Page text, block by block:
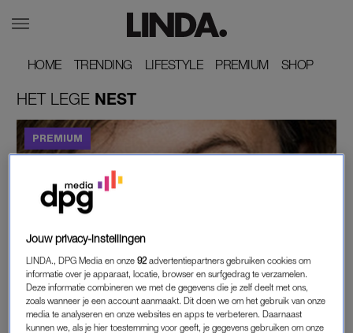
HOME
HOME TRENDING
TRENDING LIFESTYLE
LIFESTYLE PREMIUM
PREMIUM SHOP
SHOP
HET LEGE NEST
JACQUELINE BLOM OVER HAAR LEGE NEST:
'IK WERD DOOR HUN VERTREK
GECONFRONTEERD MET DE EINDIGHEID VAN
HET LEVEN'
Jouw privacy-instellingen
LINDA., DPG Media en onze92 advertentiepartners gebruiken cookies om
informatie over je apparaat, locatie, browser en surfgedrag te verzamelen.
Deze informatie combineren we met de gegevens die je zelf deelt met ons,
zoals wanneer je een account aanmaakt. Dit doen we om het gebruik van onze
media te analyseren en onze websites en apps te verbeteren. Daarnaast
kunnen we, als je hier toestemming voor geeft, je gegevens gebruiken om onze